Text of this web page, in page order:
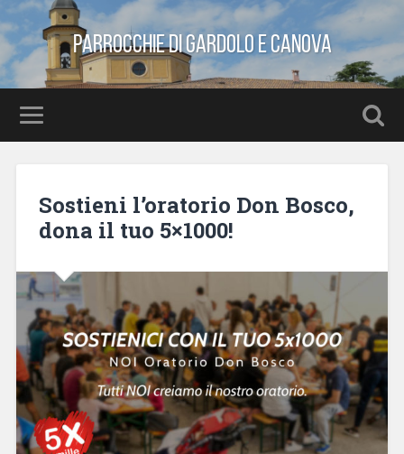
Parrocchie di Gardolo e Canova
Sostieni l’oratorio Don Bosco,
dona il tuo 5×1000!